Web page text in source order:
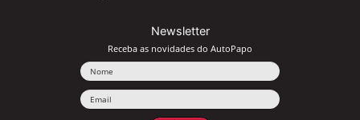
Newsletter
Receba as novidades do AutoPapo